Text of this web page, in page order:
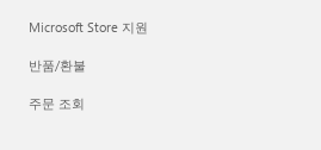
Microsoft Store 지원
반품/환불
주문 조회